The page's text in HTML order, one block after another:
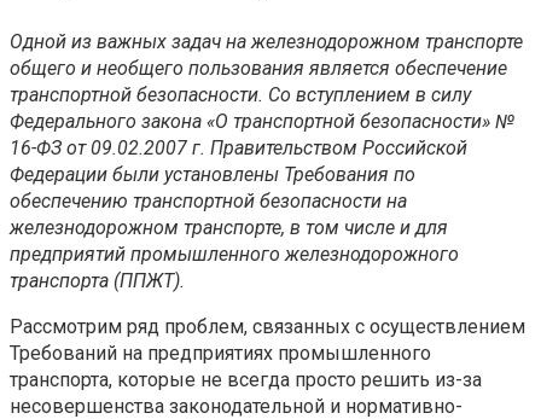
Одной из важных задач на железнодорожном транспорте
общего и необщего пользования является обеспечение
транспортной безопасности. Со вступлением в силу
Федерального закона «О транспортной безопасности» №
16-ФЗ от 09.02.2007 г. Правительством Российской
Федерации были установлены Требования по
обеспечению транспортной безопасности на
железнодорожном транспорте, в том числе и для
предприятий промышленного железнодорожного
транспорта (ППЖТ).
Рассмотрим ряд проблем, связанных с осуществлением
Требований на предприятиях промышленного
транспорта, которые не всегда просто решить из-за
несовершенства законодательной и нормативно-